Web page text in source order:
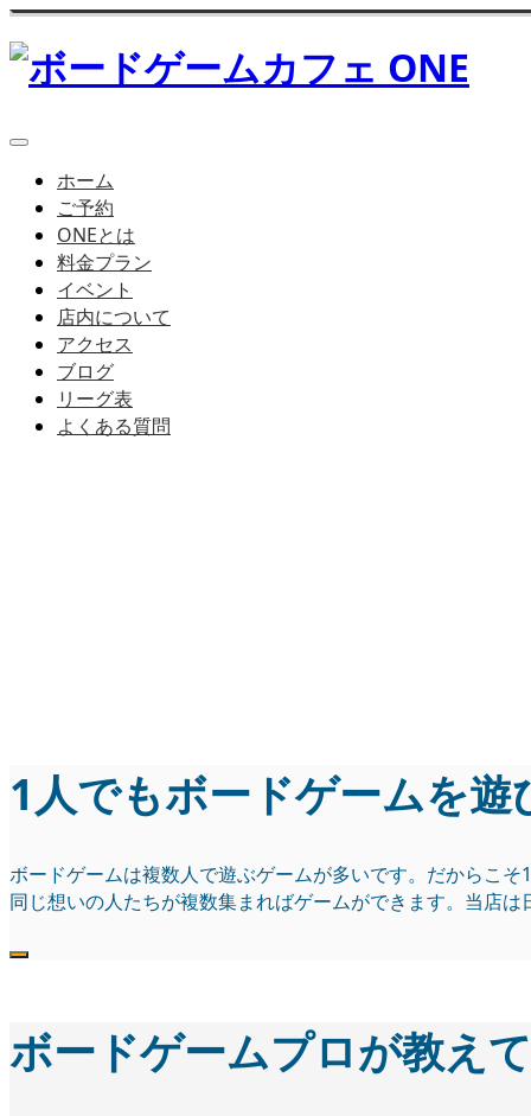
ホーム
ご予約
ONEとは
料金プラン
イベント
店内について
アクセス
ブログ
リーグ表
よくある質問
1人でもボードゲームを
ボードゲームは複数人で遊ぶゲームが多いです。だからこそ
同じ想いの人たちが複数集まればゲームができます。当店
ボードゲームプロが教え